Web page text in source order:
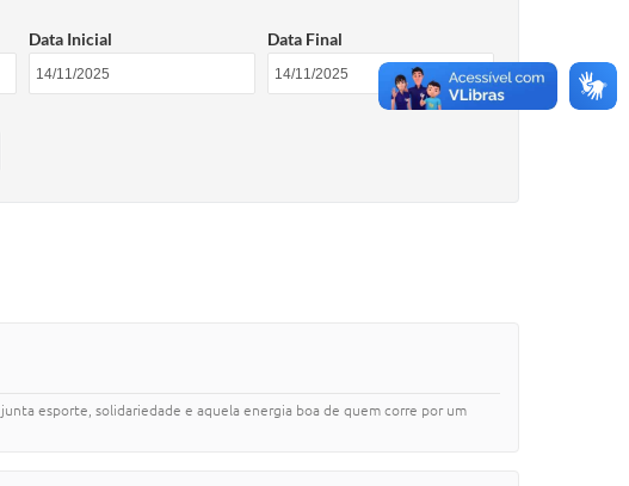
Data Inicial Data Final
esporte, solidariedade e aquela energia boa de quem corre por um